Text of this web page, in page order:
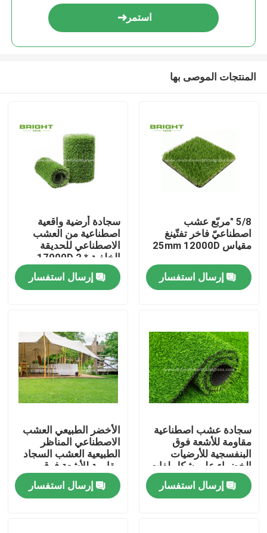
مسكن
منتجات
معلومات عنا
مراقبة الجودة
اتصل بنا
أخبار
حالات
استمر
المنتجات الموصى بها
5/8 "مربّع عشب
اصطناعيّ فاخر تفتّينغ
مقياس 25mm 12000D
إرسال استفسار
سجادة أرضية واقعية
اصطناعية من العشب
الاصطناعي للحديقة
الخلفية 17000D 2 *
25m / Roll
إرسال استفسار
سجادة عشب اصطناعية
مقاومة للأشعة فوق
البنفسجية للأرضيات
الخضراء على شكل لفات
PE + PP 8800D 40 مم
إرسال استفسار
الأخضر الطبيعي العشب
الاصطناعي المناظر
الطبيعية العشب السجاد
مقاومة للأشعة فوق
البنفسجية 20 مم
إرسال استفسار